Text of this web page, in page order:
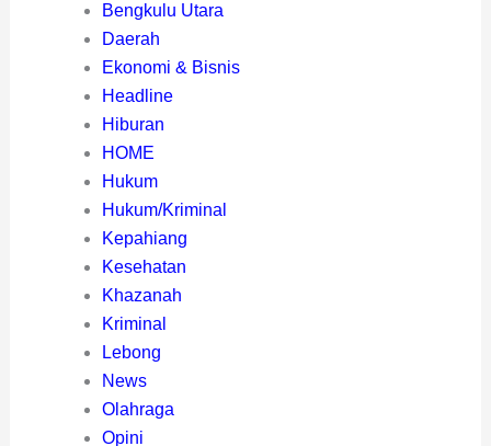
Bengkulu Utara
Daerah
Ekonomi & Bisnis
Headline
Hiburan
HOME
Hukum
Hukum/Kriminal
Kepahiang
Kesehatan
Khazanah
Kriminal
Lebong
News
Olahraga
Opini